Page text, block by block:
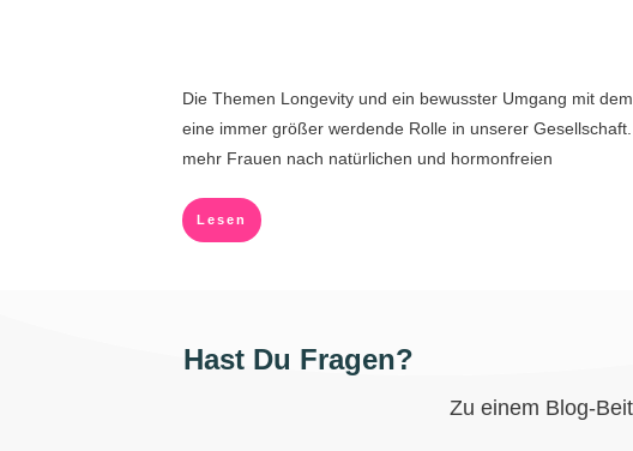
Die Themen Longevity und ein bewusster Umgang mit
eine immer größer werdende Rolle in unserer
mehr Frauen nach natürlichen und hormonfreien
Lesen
Hast Du Fragen?
Zu einem Blog-